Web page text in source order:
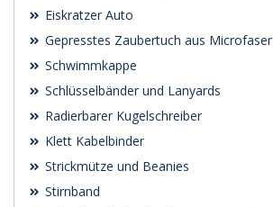
Eiskratzer Auto
Gepresstes Zaubertuch aus Microfaser
Schwimmkappe
Schlüsselbänder und Lanyards
Radierbarer Kugelschreiber
Klett Kabelbinder
Strickmütze und Beanies
Stirnband